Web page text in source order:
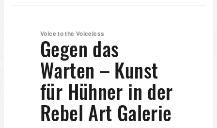
Voice to the Voiceless
Gegen das
Warten – Kunst
für Hühner in der
Rebel Art Galerie